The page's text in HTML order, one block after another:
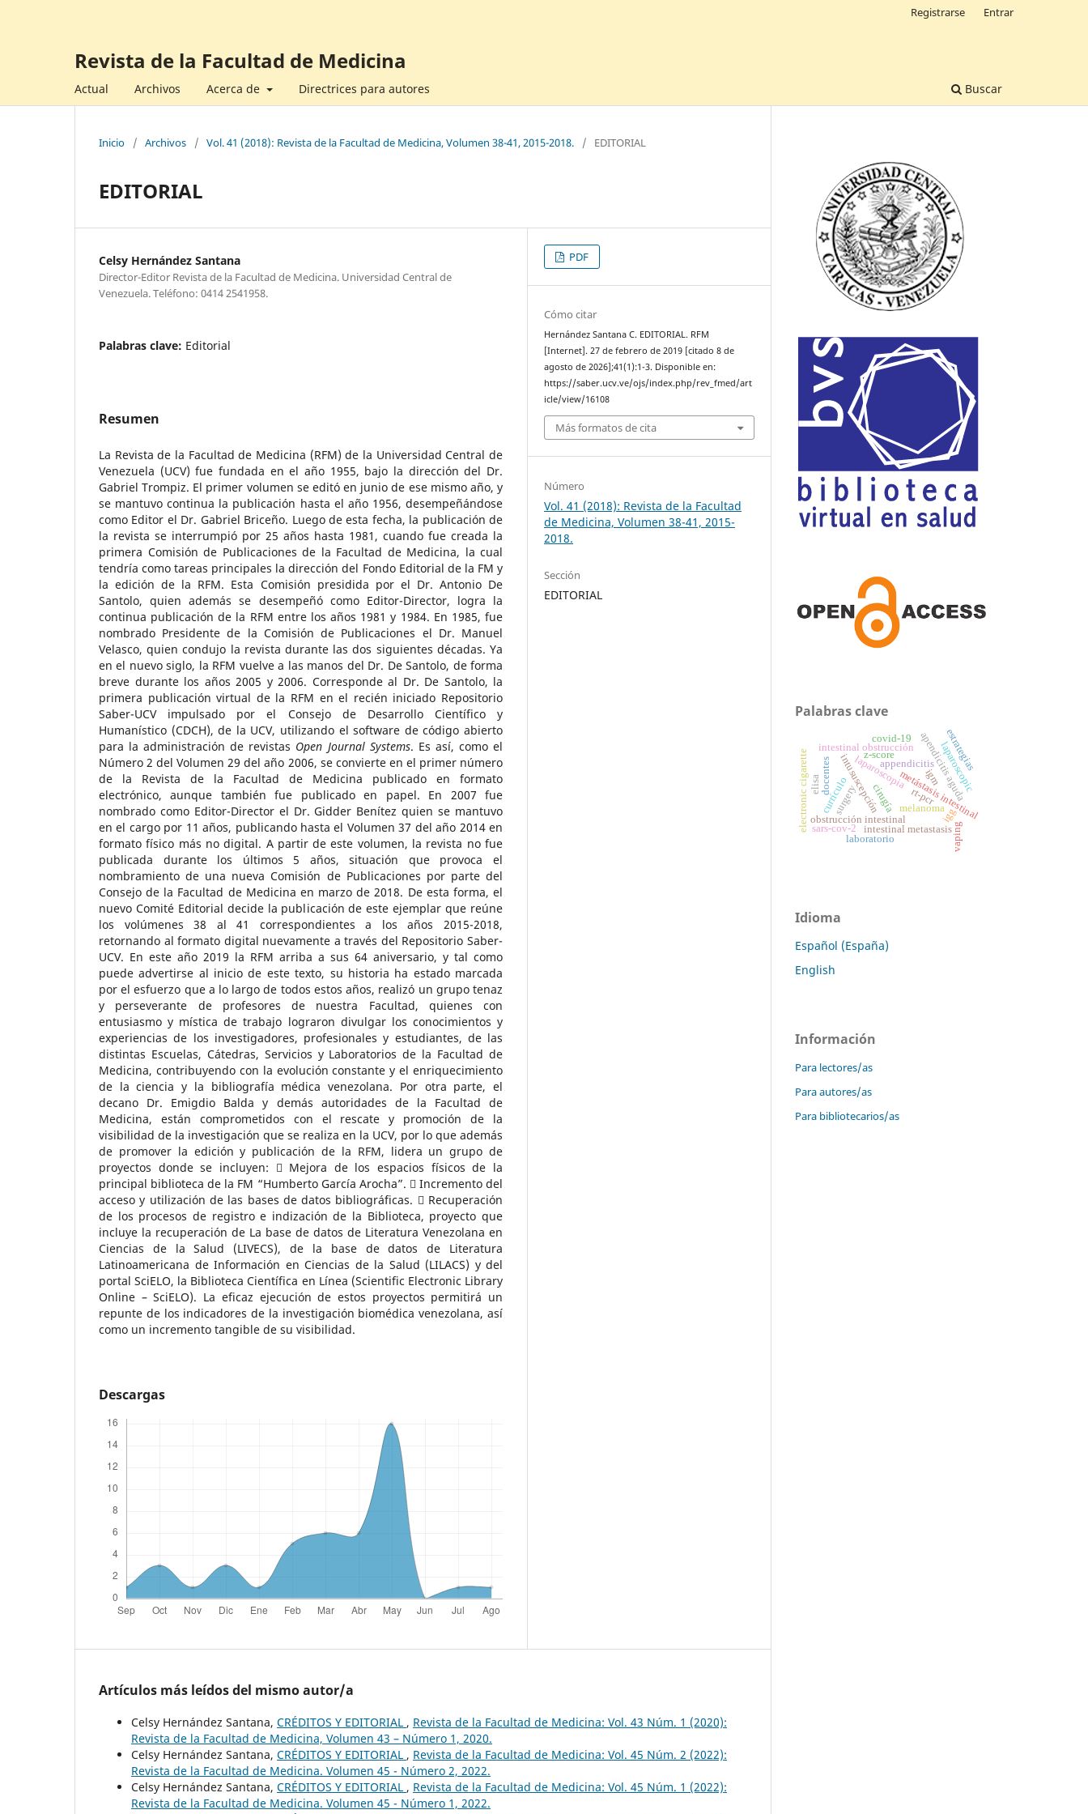
Revista de la Facultad de Medicina
Actual Archivos Acerca de Directrices para autores Buscar
Registrarse Entrar
Inicio / Archivos / Vol. 41 (2018): Revista de la Facultad de Medicina, Volumen 38-41, 2015-2018. / EDITORIAL
EDITORIAL
Celsy Hernández Santana
Director-Editor Revista de la Facultad de Medicina. Universidad Central de
Venezuela. Teléfono: 0414 2541958.
Palabras clave: Editorial
Resumen
La Revista de la Facultad de Medicina (RFM) de la Universidad Central de
Venezuela (UCV) fue fundada en el año 1955, bajo la dirección del Dr.
Gabriel Trompiz. El primer volumen se editó en junio de ese mismo año, y
se mantuvo continua la publicación hasta el año 1956, desempeñándose
como Editor el Dr. Gabriel Briceño. Luego de esta fecha, la publicación de
la revista se interrumpió por 25 años hasta 1981, cuando fue creada la
primera Comisión de Publicaciones de la Facultad de Medicina, la cual
tendría como tareas principales la dirección del Fondo Editorial de la FM y
la edición de la RFM. Esta Comisión presidida por el Dr. Antonio De
Santolo, quien además se desempeñó como Editor-Director, logra la
continua publicación de la RFM entre los años 1981 y 1984. En 1985, fue
nombrado Presidente de la Comisión de Publicaciones el Dr. Manuel
Velasco, quien condujo la revista durante las dos siguientes décadas. Ya
en el nuevo siglo, la RFM vuelve a las manos del Dr. De Santolo, de forma
breve durante los años 2005 y 2006. Corresponde al Dr. De Santolo, la
primera publicación virtual de la RFM en el recién iniciado Repositorio
Saber-UCV impulsado por el Consejo de Desarrollo Científico y
Humanístico (CDCH), de la UCV, utilizando el software de código abierto
para la administración de revistas Open Journal Systems. Es así, como el
Número 2 del Volumen 29 del año 2006, se convierte en el primer número
de la Revista de la Facultad de Medicina publicado en formato
electrónico, aunque también fue publicado en papel. En 2007 fue
nombrado como Editor-Director el Dr. Gidder Benítez quien se mantuvo
en el cargo por 11 años, publicando hasta el Volumen 37 del año 2014 en
formato físico más no digital. A partir de este volumen, la revista no fue
publicada durante los últimos 5 años, situación que provoca el
nombramiento de una nueva Comisión de Publicaciones por parte del
Consejo de la Facultad de Medicina en marzo de 2018. De esta forma, el
nuevo Comité Editorial decide la publicación de este ejemplar que reúne
los volúmenes 38 al 41 correspondientes a los años 2015-2018,
retornando al formato digital nuevamente a través del Repositorio Saber-
UCV. En este año 2019 la RFM arriba a sus 64 aniversario, y tal como
puede advertirse al inicio de este texto, su historia ha estado marcada
por el esfuerzo que a lo largo de todos estos años, realizó un grupo tenaz
y perseverante de profesores de nuestra Facultad, quienes con
entusiasmo y mística de trabajo lograron divulgar los conocimientos y
experiencias de los investigadores, profesionales y estudiantes, de las
distintas Escuelas, Cátedras, Servicios y Laboratorios de la Facultad de
Medicina, contribuyendo con la evolución constante y el enriquecimiento
de la ciencia y la bibliografía médica venezolana. Por otra parte, el
decano Dr. Emigdio Balda y demás autoridades de la Facultad de
Medicina, están comprometidos con el rescate y promoción de la
visibilidad de la investigación que se realiza en la UCV, por lo que además
de promover la edición y publicación de la RFM, lidera un grupo de
proyectos donde se incluyen:  Mejora de los espacios físicos de la
principal biblioteca de la FM “Humberto García Arocha”.  Incremento del
acceso y utilización de las bases de datos bibliográficas.  Recuperación
de los procesos de registro e indización de la Biblioteca, proyecto que
incluye la recuperación de La base de datos de Literatura Venezolana en
Ciencias de la Salud (LIVECS), de la base de datos de Literatura
Latinoamericana de Información en Ciencias de la Salud (LILACS) y del
portal SciELO, la Biblioteca Científica en Línea (Scientific Electronic Library
Online – SciELO). La eficaz ejecución de estos proyectos permitirá un
repunte de los indicadores de la investigación biomédica venezolana, así
como un incremento tangible de su visibilidad.
Descargas
PDF
Cómo citar
Hernández Santana C. EDITORIAL. RFM
[Internet]. 27 de febrero de 2019 [citado 8 de
agosto de 2026];41(1):1-3. Disponible en:
https://saber.ucv.ve/ojs/index.php/rev_fmed/art
icle/view/16108
Más formatos de cita
Número
Vol. 41 (2018): Revista de la Facultad
de Medicina, Volumen 38-41, 2015-
2018.
Sección
EDITORIAL
Artículos más leídos del mismo autor/a
Celsy Hernández Santana, CRÉDITOS Y EDITORIAL , Revista de la Facultad de Medicina: Vol. 43 Núm. 1 (2020):
Revista de la Facultad de Medicina, Volumen 43 – Número 1, 2020.
Celsy Hernández Santana, CRÉDITOS Y EDITORIAL , Revista de la Facultad de Medicina: Vol. 45 Núm. 2 (2022):
Revista de la Facultad de Medicina. Volumen 45 - Número 2, 2022.
Celsy Hernández Santana, CRÉDITOS Y EDITORIAL , Revista de la Facultad de Medicina: Vol. 45 Núm. 1 (2022):
Revista de la Facultad de Medicina. Volumen 45 - Número 1, 2022.
Palabras clave
melanoma
metástasis intestinal
obstrucción intestinal
intususcepción
intestinal metastasis
intestinal obstrucción apendicitis aguda
cirugía
laparoscopiaappendicitis
surgery
laparoscopic
currículo
estrategias
docentes
electronic cigarette
vaping
z-score
sars-cov-2
covid-19
laboratorio
elisa
igg
igm
rt-pcr
Idioma
Español (España)
English
Información
Para lectores/as
Para autores/as
Para bibliotecarios/as